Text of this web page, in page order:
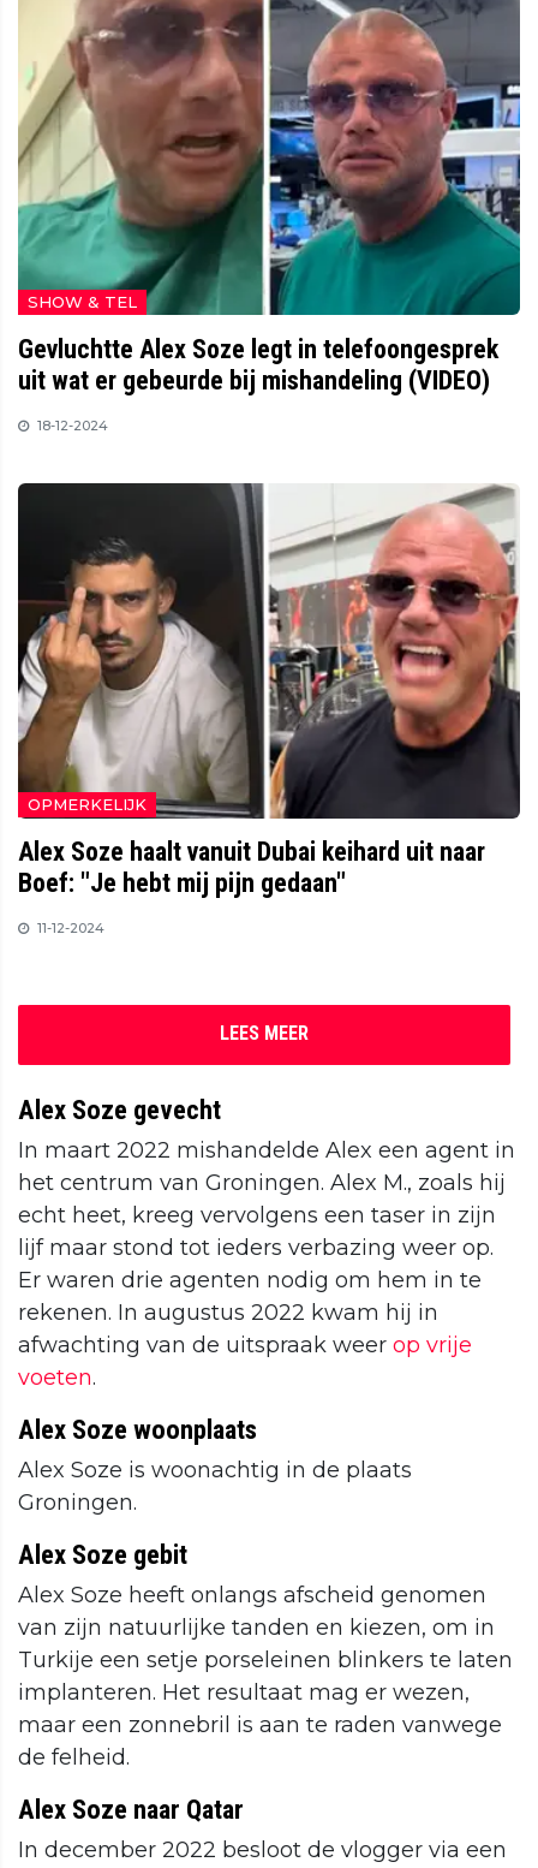
SHOW & TEL
Gevluchtte Alex Soze legt in telefoongesprek
uit wat er gebeurde bij mishandeling (VIDEO)
18-12-2024
OPMERKELIJK
Alex Soze haalt vanuit Dubai keihard uit naar
Boef: "Je hebt mij pijn gedaan"
11-12-2024
LEES MEER
Alex Soze gevecht
In maart 2022 mishandelde Alex een agent in
het centrum van Groningen. Alex M., zoals hij
echt heet, kreeg vervolgens een taser in zijn
lijf maar stond tot ieders verbazing weer op.
Er waren drie agenten nodig om hem in te
rekenen. In augustus 2022 kwam hij in
afwachting van de uitspraak weer op vrije
voeten.
Alex Soze woonplaats
Alex Soze is woonachtig in de plaats
Groningen.
Alex Soze gebit
Alex Soze heeft onlangs afscheid genomen
van zijn natuurlijke tanden en kiezen, om in
Turkije een setje porseleinen blinkers te laten
implanteren. Het resultaat mag er wezen,
maar een zonnebril is aan te raden vanwege
de felheid.
Alex Soze naar Qatar
In december 2022 besloot de vlogger via een